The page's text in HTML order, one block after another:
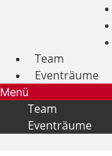
Team
Eventräume
Menü
Team
Eventräume